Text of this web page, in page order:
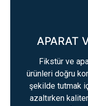
APARAT
Fikstür ve
ürünleri doğru
şekilde tutmak
azaltırken